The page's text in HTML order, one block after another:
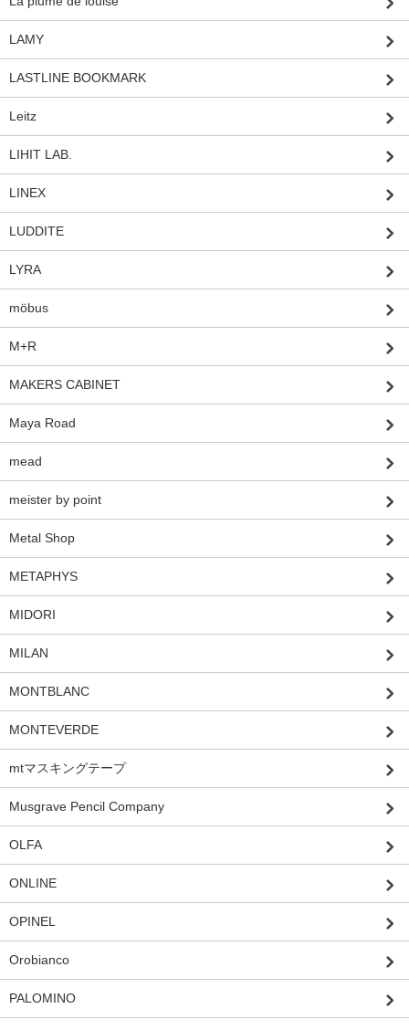
LAMY
LASTLINE BOOKMARK
Leitz
LIHIT LAB.
LINEX
LUDDITE
LYRA
möbus
M+R
MAKERS CABINET
Maya Road
mead
meister by point
Metal Shop
METAPHYS
MIDORI
MILAN
MONTBLANC
MONTEVERDE
mtマスキングテープ
Musgrave Pencil Company
OLFA
ONLINE
OPINEL
Orobianco
PALOMINO